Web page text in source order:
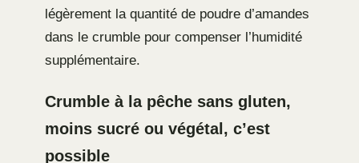
légèrement la quantité de poudre d’amandes
dans le crumble pour compenser l’humidité
supplémentaire.
Crumble à la pêche sans gluten,
moins sucré ou végétal, c’est
possible